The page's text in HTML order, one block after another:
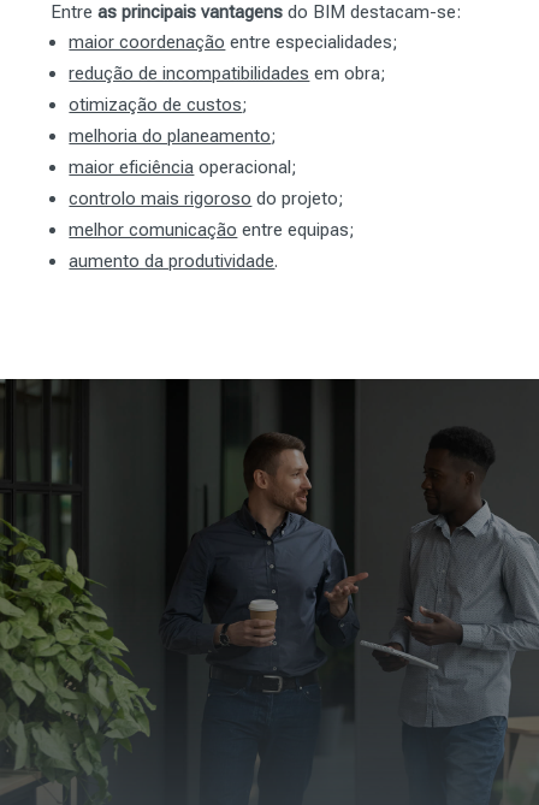
Entreas principais vantagens do BIM destacam-se:
maior coordenação entre especialidades;
redução de incompatibilidades em obra;
otimização de custos;
melhoria do planeamento;
maior eficiência operacional;
controlo mais rigoroso do projeto;
melhor comunicação entre equipas;
aumento da produtividade.